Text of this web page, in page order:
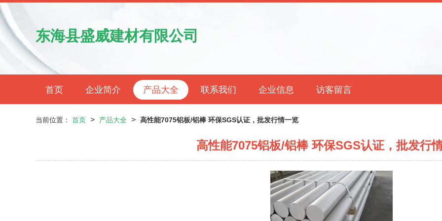
东海县盛威建材有限公司
首页 企业简介 产品大全 联系我们 企业信息 访客留言
当前位置： 首页 > 产品大全 > 高性能7075铝板/铝棒 环保SGS认证，批发行情一览
高性能7075铝板/铝棒 环保SGS认证，批发行